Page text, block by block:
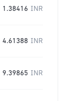
1.38416 INR
4.61388 INR
9.39865 INR